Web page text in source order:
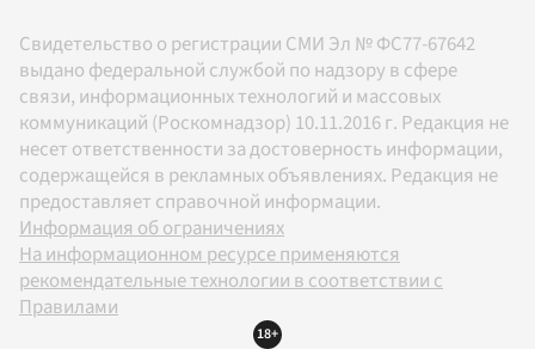
Свидетельство о регистрации СМИ Эл № ФС77-67642
выдано федеральной службой по надзору в сфере
связи, информационных технологий и массовых
коммуникаций (Роскомнадзор) 10.11.2016 г. Редакция не
несет ответственности за достоверность информации,
содержащейся в рекламных объявлениях. Редакция не
предоставляет справочной информации.
Информация об ограничениях
На информационном ресурсе применяются
рекомендательные технологии в соответствии с
Правилами
18+